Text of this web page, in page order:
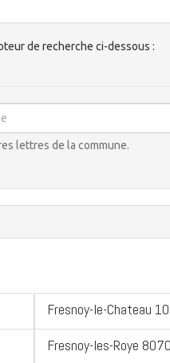
de recherche ci-dessous :
lettres de la commune.
Fresnoy-le-Chateau
Fresnoy-les-Roye